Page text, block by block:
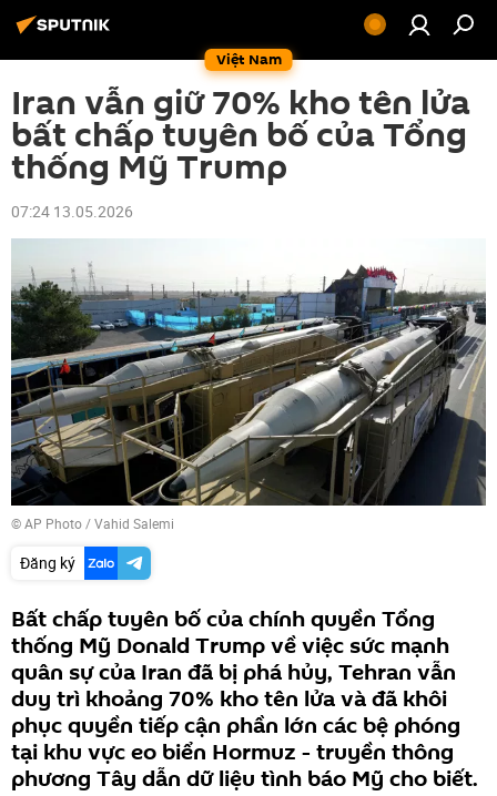
Việt Nam
Iran vẫn giữ 70% kho tên lửa
bất chấp tuyên bố của Tổng
thống Mỹ Trump
07:24 13.05.2026
© AP Photo / Vahid Salemi
Đăng ký
Bất chấp tuyên bố của chính quyền Tổng
thống Mỹ Donald Trump về việc sức mạnh
quân sự của Iran đã bị phá hủy, Tehran vẫn
duy trì khoảng 70% kho tên lửa và đã khôi
phục quyền tiếp cận phần lớn các bệ phóng
tại khu vực eo biển Hormuz - truyền thông
phương Tây dẫn dữ liệu tình báo Mỹ cho biết.